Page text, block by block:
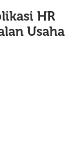
HR
Usaha